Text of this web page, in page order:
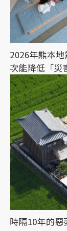
2026年熊本
次能降低「災
時隔10年的